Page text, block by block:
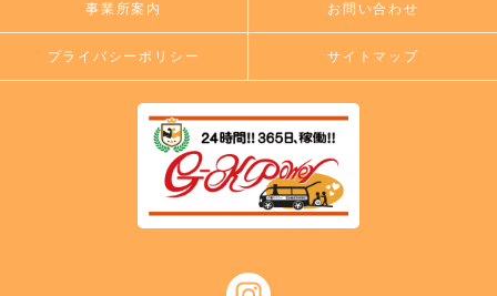
事業所案内 お問い合わせ
プライバシーポリシー サイトマップ